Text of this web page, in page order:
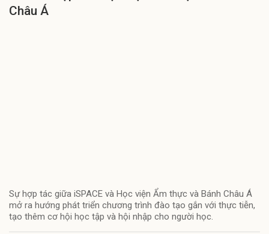
Châu Á
Sự hợp tác giữa iSPACE và Học viện Ẩm thực và Bánh Châu Á
mở ra hướng phát triển chương trình đào tạo gắn với thực tiễn,
tạo thêm cơ hội học tập và hội nhập cho người học.